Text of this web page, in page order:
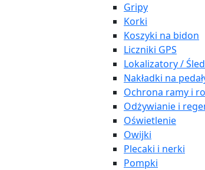
Gripy
Korki
Koszyki na bidon
Liczniki GPS
Lokalizatory /
Nakładki na
Ochrona ramy i
Odżywianie i
Oświetlenie
Owijki
Plecaki i nerki
Pompki